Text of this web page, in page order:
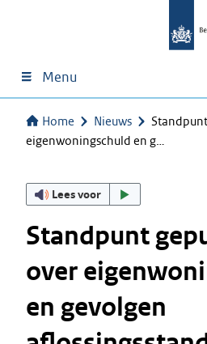
Menu
Home Nieuws
eigenwoningschuld en g…
Lees voor
Standpunt
over
en gevolgen